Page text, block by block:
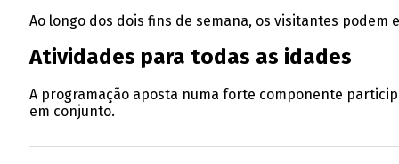
Ao longo dos dois fins de semana, os visitantes
Atividades para todas as idades
A programação aposta numa forte componente
em conjunto.